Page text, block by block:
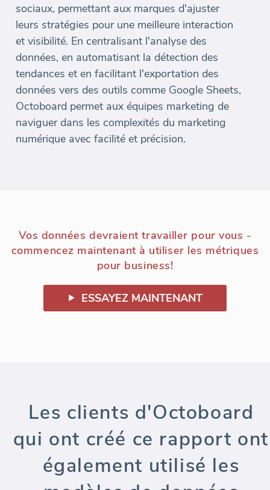
sociaux, permettant aux marques d'ajuster
leurs stratégies pour une meilleure interaction
et visibilité. En centralisant l'analyse des
données, en automatisant la détection des
tendances et en facilitant l'exportation des
données vers des outils comme Google Sheets,
Octoboard permet aux équipes marketing de
naviguer dans les complexités du marketing
numérique avec facilité et précision.
Vos données devraient travailler pour vous -
commencez maintenant à utiliser les métriques
pour business!
ESSAYEZ MAINTENANT
Les clients d'Octoboard
qui ont créé ce rapport ont
également utilisé les